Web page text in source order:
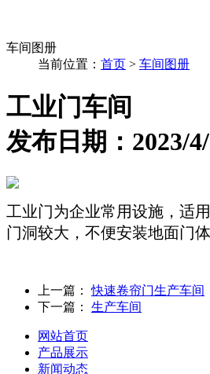
车间图册
当前位置： 首页 > 车间图册
工业门车间
发布日期：2023/
工业门为企业常用设施，适
门洞较大，不便安装地面门
上一篇：快速卷帘门生产车间
下一篇： 生产车间
网站首页
产品展示
新闻动态